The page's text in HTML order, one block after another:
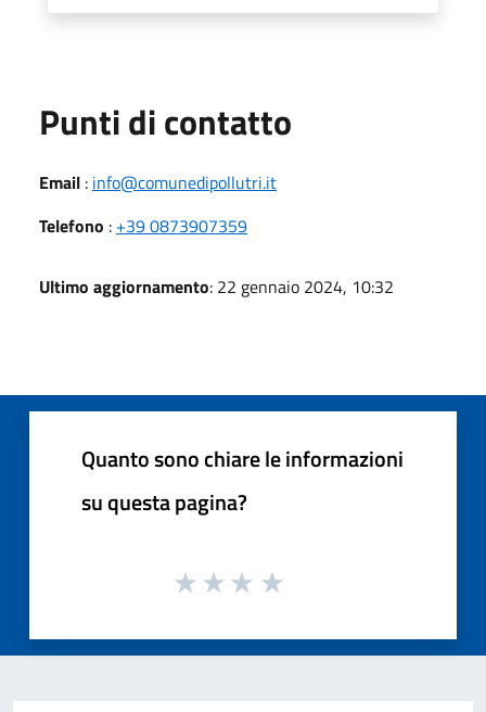
Punti di contatto
Email : info@comunedipollutri.it
Telefono : +39 0873907359
Ultimo aggiornamento: 22 gennaio 2024, 10:32
Quanto sono chiare le informazioni
su questa pagina?